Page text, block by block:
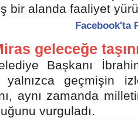
bir alanda faaliyet
Facebook'ta
geleceğe
Başkanı
yalnızca geçmişin
aynı zamanda
vurguladı.